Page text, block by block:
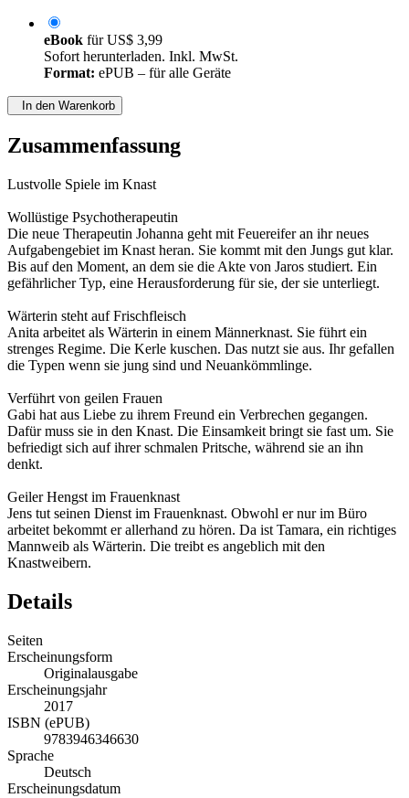
eBook fürUS$ 3,99
Sofort herunterladen. Inkl. MwSt.
Format: ePUB – für alle Geräte
In den Warenkorb
Zusammenfassung
Lustvolle Spiele im Knast
Wollüstige Psychotherapeutin
Die neue Therapeutin Johanna geht mit Feuereifer an ihr neues
Aufgabengebiet im Knast heran. Sie kommt mit den Jungs gut klar.
Bis auf den Moment, an dem sie die Akte von Jaros studiert. Ein
gefährlicher Typ, eine Herausforderung für sie, der sie unterliegt.
Wärterin steht auf Frischfleisch
Anita arbeitet als Wärterin in einem Männerknast. Sie führt ein
strenges Regime. Die Kerle kuschen. Das nutzt sie aus. Ihr gefallen
die Typen wenn sie jung sind und Neuankömmlinge.
Verführt von geilen Frauen
Gabi hat aus Liebe zu ihrem Freund ein Verbrechen gegangen.
Dafür muss sie in den Knast. Die Einsamkeit bringt sie fast um. Sie
befriedigt sich auf ihrer schmalen Pritsche, während sie an ihn
denkt.
Geiler Hengst im Frauenknast
Jens tut seinen Dienst im Frauenknast. Obwohl er nur im Büro
arbeitet bekommt er allerhand zu hören. Da ist Tamara, ein richtiges
Mannweib als Wärterin. Die treibt es angeblich mit den
Knastweibern.
Details
Seiten
Erscheinungsform
Originalausgabe
Erscheinungsjahr
2017
ISBN (ePUB)
9783946346630
Sprache
Deutsch
Erscheinungsdatum